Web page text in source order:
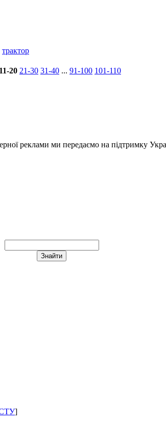
трактор
11-20 21-30 31-40 ... 91-100 101-110
реклами ми передаємо на підтримку
]